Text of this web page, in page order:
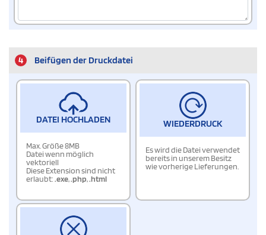
4 Beifügen der Druckdatei
DATEI HOCHLADEN
Max. Größe 8MB
Datei wenn möglich
vektoriell
Diese Extension sind nicht
erlaubt:.exe,.php,.html
WIEDERDRUCK
Es wird die Datei verwendet
bereits in unserem Besitz
wie vorherige Lieferungen.